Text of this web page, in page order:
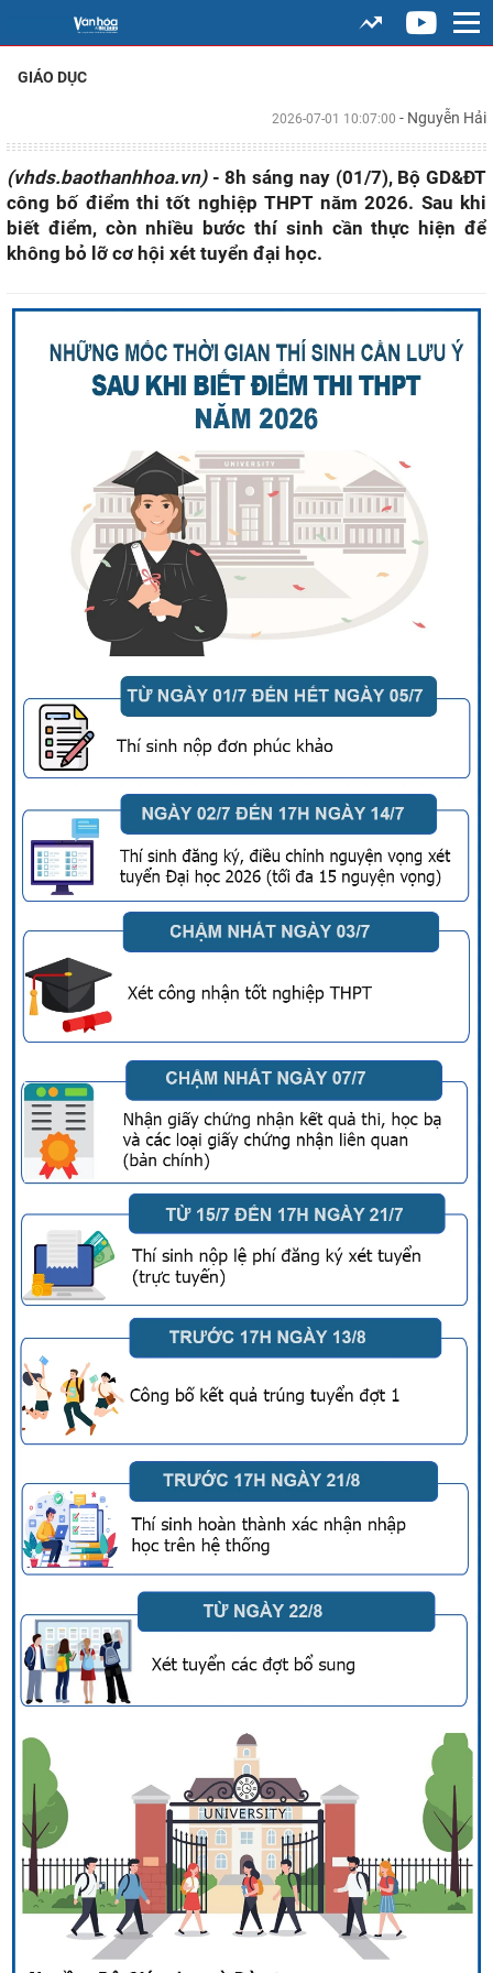
GIÁO DỤC
2026-07-01 10:07:00 - Nguyễn Hải
(vhds.baothanhhoa.vn)- 8h sáng nay (01/7), Bộ GD&ĐT
công bố điểm thi tốt nghiệp THPT năm 2026. Sau khi
biết điểm, còn nhiều bước thí sinh cần thực hiện để
không bỏ lỡ cơ hội xét tuyển đại học.